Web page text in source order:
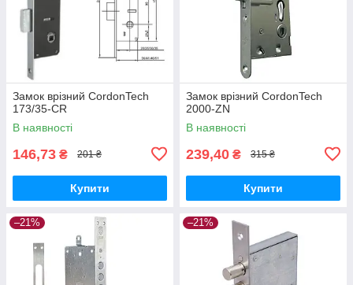
Замок врізний CordonTech
173/35-CR
В наявності
146,73 ₴ 201 ₴
Купити
Замок врізний CordonTech
2000-ZN
В наявності
239,40 ₴ 315 ₴
Купити
–21% –21%